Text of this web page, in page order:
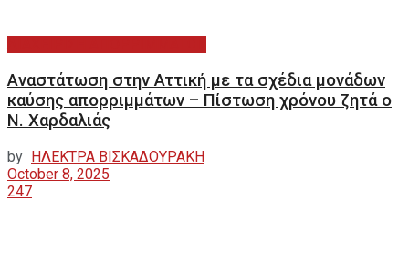
Αναστάτωση στην Αττική με τα σχέδια μονάδων
καύσης απορριμμάτων – Πίστωση χρόνου ζητά ο
Ν. Χαρδαλιάς
by ΗΛΕΚΤΡΑ ΒΙΣΚΑΔΟΥΡΑΚΗ
October 8, 2025
247